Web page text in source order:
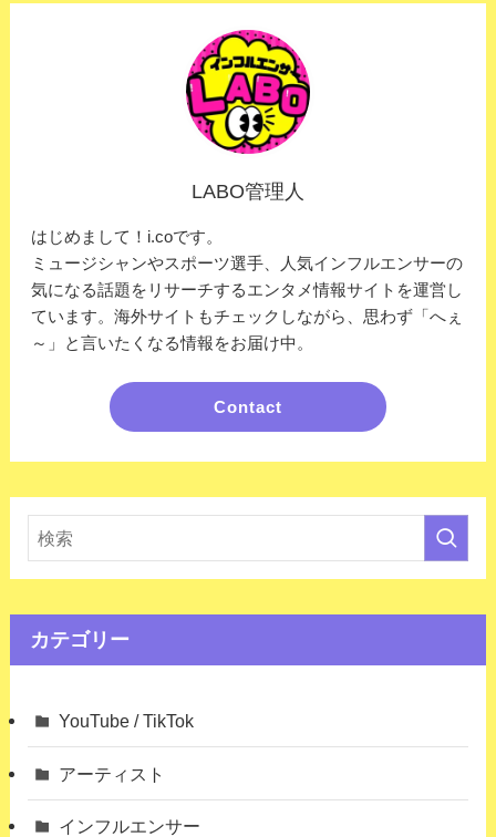
LABO管理人
はじめまして！i.coです。
ミュージシャンやスポーツ選手、人気インフルエンサーの
気になる話題をリサーチするエンタメ情報サイトを運営し
ています。海外サイトもチェックしながら、思わず「へぇ
～」と言いたくなる情報をお届け中。
Contact
カテゴリー
YouTube / TikTok
アーティスト
インフルエンサー